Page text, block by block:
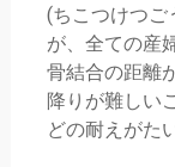
(ちこつけつご
が、全ての産
骨結合の距離
降りが難しい
どの耐えがた